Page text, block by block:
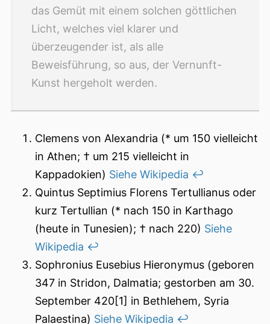
das Gemüt mit einem solchen göttlichen
Licht, welches viel klarer und
überzeugender ist, als alle
Beweisführung, so aus, der Vernunft-
Kunst hergeholt werden.
Clemens von Alexandria (* um 150 vielleicht
in Athen; † um 215 vielleicht in
Kappadokien) Siehe Wikipedia ↩︎
Quintus Septimius Florens Tertullianus oder
kurz Tertullian (* nach 150 in Karthago
(heute in Tunesien); † nach 220) Siehe
Wikipedia ↩︎
Sophronius Eusebius Hieronymus (geboren
347 in Stridon, Dalmatia; gestorben am 30.
September 420[1] in Bethlehem, Syria
Palaestina) Siehe Wikipedia ↩︎